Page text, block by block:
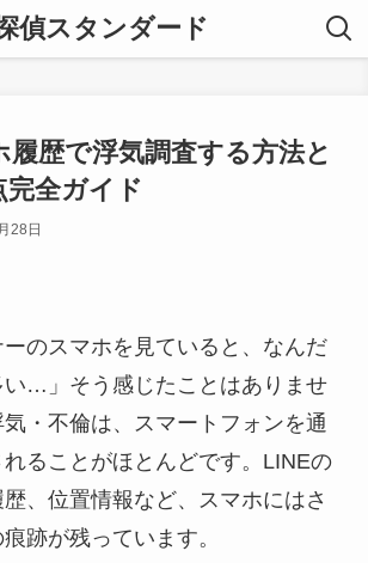
偵スタンダード
履歴で浮気調査する方法と
完全ガイド
28日
ーのスマホを見ていると、なんだ
い…」そう感じたことはありませ
・不倫は、スマートフォンを通
れることがほとんどです。LINEの
歴、位置情報など、スマホにはさ
跡が残っています。